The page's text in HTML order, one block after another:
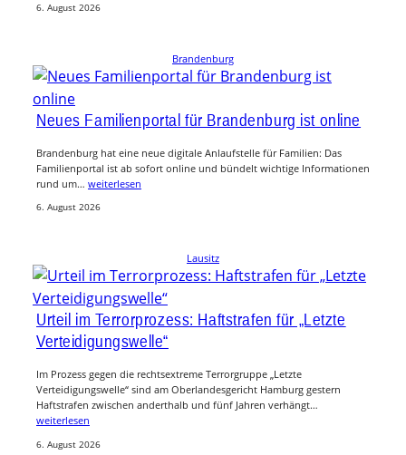
6. August 2026
Brandenburg
Neues Familienportal für Brandenburg ist online
Brandenburg hat eine neue digitale Anlaufstelle für Familien: Das
Familienportal ist ab sofort online und bündelt wichtige Informationen
rund um… weiterlesen
6. August 2026
Lausitz
Urteil im Terrorprozess: Haftstrafen für „Letzte
Verteidigungswelle“
Im Prozess gegen die rechtsextreme Terrorgruppe „Letzte
Verteidigungswelle“ sind am Oberlandesgericht Hamburg gestern
Haftstrafen zwischen anderthalb und fünf Jahren verhängt…
weiterlesen
6. August 2026